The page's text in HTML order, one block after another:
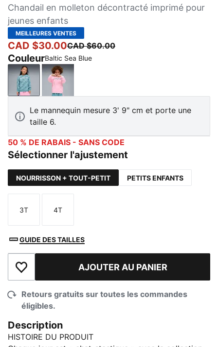
Chandail en molleton décontracté imprimé pour
jeunes enfants
MEILLEURES VENTES
CAD $30.00CAD $60.00
CouleurBaltic Sea Blue
Baltic Sea BluePink Shimmer
Le mannequin mesure 3' 9" cm et porte une
taille 6.
50 % DE RABAIS - SANS CODE
Sélectionner l'ajustement
NOURRISSON + TOUT-PETIT PETITS ENFANTS
Taille
3T
Taille
4T
GUIDE DES TAILLES
Ajouter à la liste de souhaits
AJOUTER AU PANIER
Retours gratuits sur toutes les commandes
éligibles.
Description
HISTOIRE DU PRODUIT